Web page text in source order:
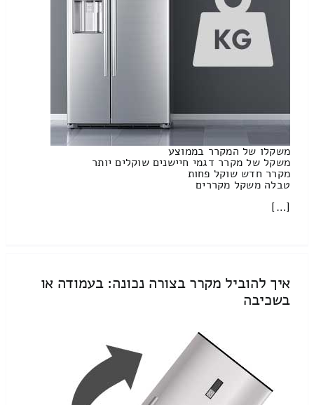
משקלו של המקרר בממוצע
משקל של מקרר דגמי חיישנים שוקלים יותר
מקרר חדש שוקל פחות
טבלה משקל מקררים
[…]
איך להוביל מקרר בצורה נכונה: בעמודה או
בשכיבה